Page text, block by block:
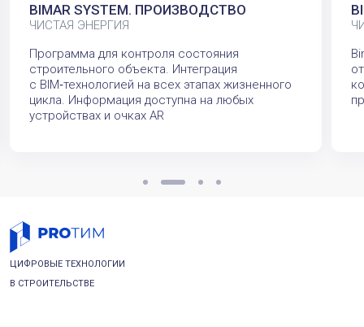
BIMAR SYSTEM. ПРОИЗВОДСТВО
ЧИСТАЯ ЭНЕРГИЯ
Программа для контроля состояния
строительного объекта. Интеграция
с BIM‑технологией на всех этапах жизненного
цикла. Информация доступна на любых
устройствах и очках AR
ЦИФРОВЫЕ ТЕХНОЛОГИИ
В СТРОИТЕЛЬСТВЕ